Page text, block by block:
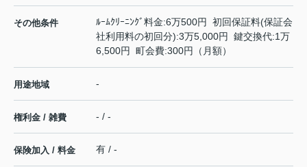
その他条件
ﾙｰﾑｸﾘｰﾆﾝｸﾞ料金:6万500円 初回保証料(保証会
社利用料の初回分):3万5,000円 鍵交換代:1万
6,500円 町会費:300円（月額）
用途地域 -
権利金 / 雑費 - / -
保険加入 / 料金 有 / -